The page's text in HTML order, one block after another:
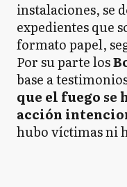
instalaciones, se
expedientes que
formato papel,
Por su parte los
base a
que el fuego
acción
hubo víctimas ni